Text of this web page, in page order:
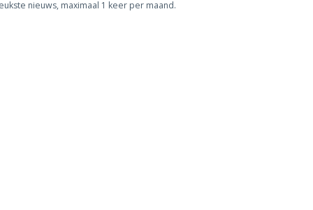
nieuws, maximaal 1 keer per maand.